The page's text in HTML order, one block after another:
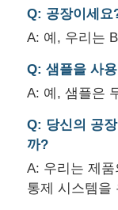
Q: 공장이세요
A: 예, 우리는
Q: 샘플을 사
A: 예, 샘플은
Q: 당신의 공
까?
A: 우리는 제
통제 시스템을